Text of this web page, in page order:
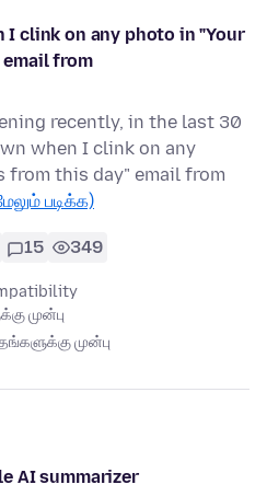
I clink on any photo in "Your
from
recently, in the last 30
when I clink on any
from this day" email from
படிக்க)
15 349
முன்பு
முன்பு
AI summarizer